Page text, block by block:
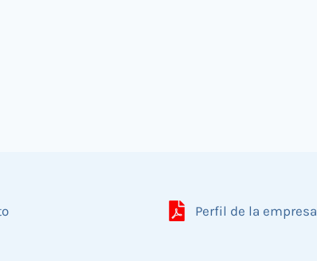
Perfil de la empresa